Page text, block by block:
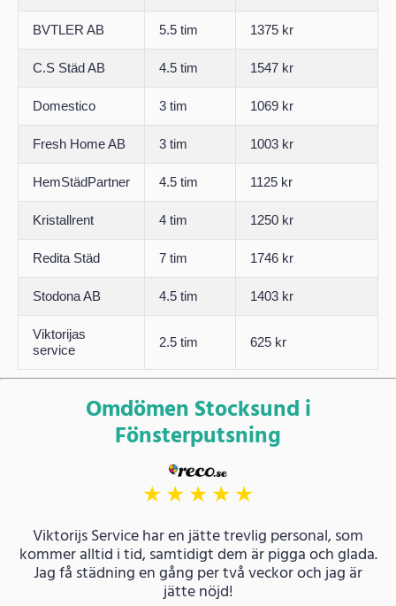
BVTLER AB 5.5 tim 1375 kr
C.S Städ AB 4.5 tim 1547 kr
Domestico 3 tim 1069 kr
Fresh Home AB 3 tim 1003 kr
HemStädPartner 4.5 tim 1125 kr
Kristallrent 4 tim 1250 kr
Redita Städ 7 tim 1746 kr
Stodona AB 4.5 tim 1403 kr
Viktorijas
service
2.5 tim 625 kr
Omdömen Stocksund i
Fönsterputsning
★★★★★
Viktorijs Service har en jätte trevlig personal, som
kommer alltid i tid, samtidigt dem är pigga och glada.
Jag få städning en gång per två veckor och jag är
jätte nöjd!